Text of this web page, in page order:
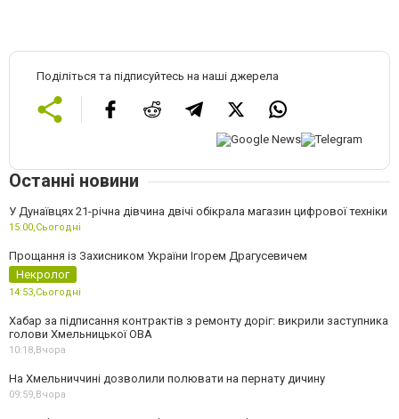
Поділіться та підписуйтесь на наші джерела
Останні новини
У Дунаївцях 21-річна дівчина двічі обікрала магазин цифрової техніки
15:00,Сьогодні
Прощання із Захисником України Ігорем Драгусевичем
Некролог
14:53,Сьогодні
Хабар за підписання контрактів з ремонту доріг: викрили заступника
голови Хмельницької ОВА
10:18,Вчора
На Хмельниччині дозволили полювати на пернату дичину
09:59,Вчора